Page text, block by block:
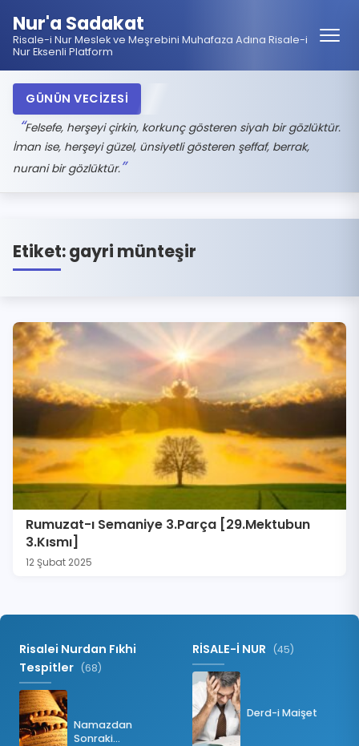
Nur'a Sadakat
Risale-i Nur Meslek ve Meşrebini Muhafaza Adına Risale-i
Nur Eksenli Platform
GÜNÜN VECİZESİ
Felsefe, herşeyi çirkin, korkunç gösteren siyah bir gözlüktür.
İman ise, herşeyi güzel, ünsiyetli gösteren şeffaf, berrak,
nurani bir gözlüktür.
Etiket:gayri münteşir
Rumuzat-ı Semaniye 3.Parça [29.Mektubun
3.Kısmı]
12 Şubat 2025
Risalei Nurdan Fıkhi
Tespitler (68)
Namazdan
Sonraki
RİSALE-İ NUR (45)
Derd-i Maişet